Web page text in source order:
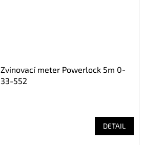
Zvinovací meter Powerlock 5m 0-
33-552
DETAIL